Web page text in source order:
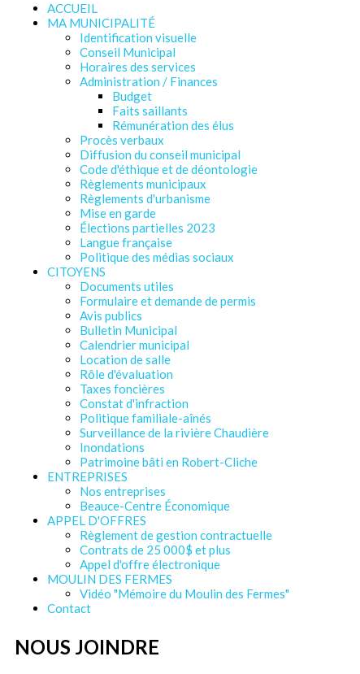
ACCUEIL
MA MUNICIPALITÉ
Identification visuelle
Conseil Municipal
Horaires des services
Administration / Finances
Budget
Faits saillants
Rémunération des élus
Procès verbaux
Diffusion du conseil municipal
Code d'éthique et de déontologie
Règlements municipaux
Règlements d'urbanisme
Mise en garde
Élections partielles 2023
Langue française
Politique des médias sociaux
CITOYENS
Documents utiles
Formulaire et demande de permis
Avis publics
Bulletin Municipal
Calendrier municipal
Location de salle
Rôle d'évaluation
Taxes foncières
Constat d'infraction
Politique familiale-aînés
Surveillance de la rivière Chaudière
Inondations
Patrimoine bâti en Robert-Cliche
ENTREPRISES
Nos entreprises
Beauce-Centre Économique
APPEL D'OFFRES
Règlement de gestion contractuelle
Contrats de 25 000$ et plus
Appel d'offre électronique
MOULIN DES FERMES
Vidéo "Mémoire du Moulin des Fermes"
Contact
NOUS JOINDRE